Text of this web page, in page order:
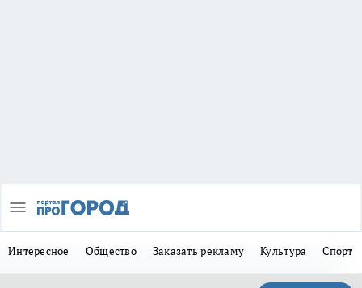
Интересное Общество Заказать рекламу Культура Спорт